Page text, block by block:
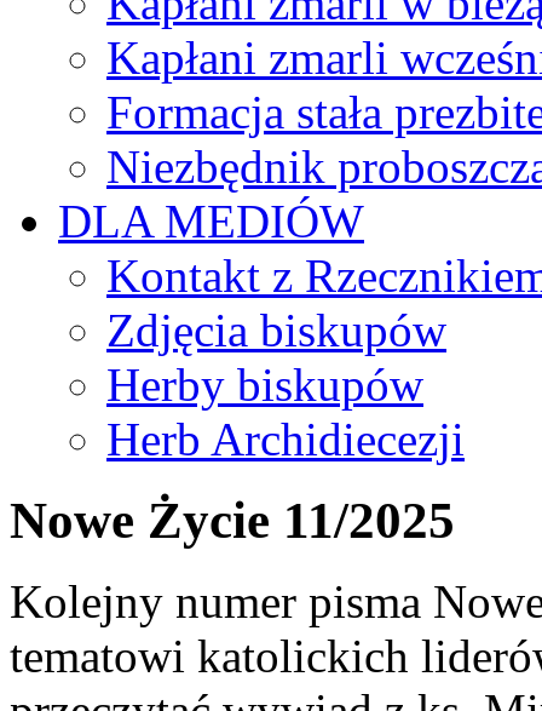
Kapłani zmarli
Formacja stała
Niezbędnik
DLA MEDIÓW
Kontakt z
Zdjęcia biskupów
Herby biskupów
Herb Archidiecezji
Nowe Życie 11/2025
Kolejny numer pisma
tematowi katolickich